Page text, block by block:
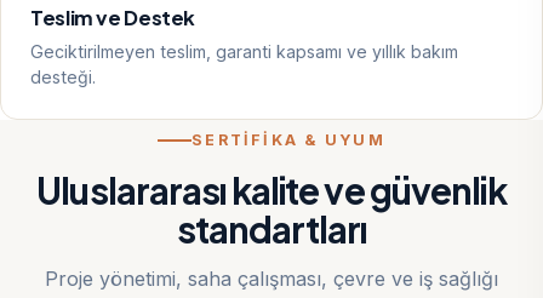
Teslim ve Destek
Geciktirilmeyen teslim, garanti kapsamı ve yıllık bakım
desteği.
SERTİFİKA & UYUM
Uluslararası kalite ve güvenlik
standartları
Proje yönetimi, saha çalışması, çevre ve iş sağlığı